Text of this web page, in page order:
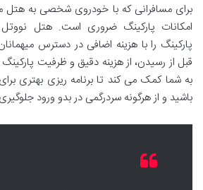
برای مسافرانی که با خودروی شخصی به هتل
امکانات پارکینگ ضروری است. هتل نووتل
پارکینگ را با هزینه اضافی در دسترس
قبل از رسیدن، از هزینه دقیق و ظرفیت
به شما کمک می کند تا برنامه ریزی بهتری
باشید و از هرگونه سردرگمی در بدو ورود